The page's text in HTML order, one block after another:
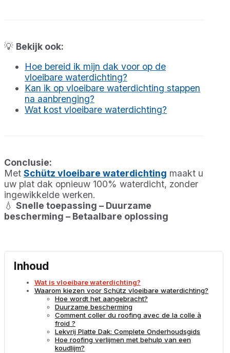
💡 Bekijk ook:
Hoe bereid ik mijn dak voor op de
vloeibare waterdichting?
Kan ik op vloeibare waterdichting stappen
na aanbrenging?
Wat kost vloeibare waterdichting?
Conclusie:
Met Schütz vloeibare waterdichting maakt u
uw plat dak opnieuw 100% waterdicht, zonder
ingewikkelde werken.
💧 Snelle toepassing – Duurzame
bescherming – Betaalbare oplossing
Inhoud
Wat is vloeibare waterdichting?
Waarom kiezen voor Schütz vloeibare waterdichting?
Hoe wordt het aangebracht?
Duurzame bescherming
Comment coller du roofing avec de la colle à
froid ?
Lekvrij Platte Dak: Complete Onderhoudsgids
Hoe roofing verlijmen met behulp van een
koudlijm?